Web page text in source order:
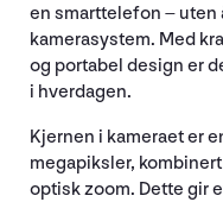
en smarttelefon –
kamerasystem. Med
og portabel design er
i hverdagen.
Kjernen i kameraet er
megapiksler,
optisk zoom. Dette gir